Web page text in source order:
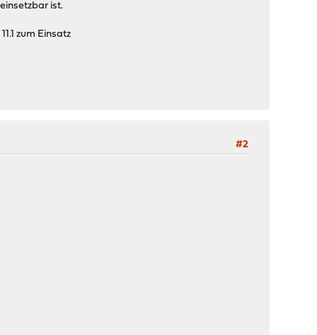
ist.
zum Einsatz
#2